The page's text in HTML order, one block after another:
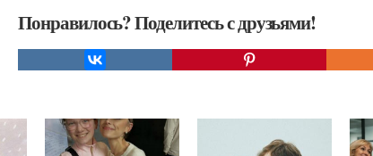
Понравилось? Поделитесь с друзьями!